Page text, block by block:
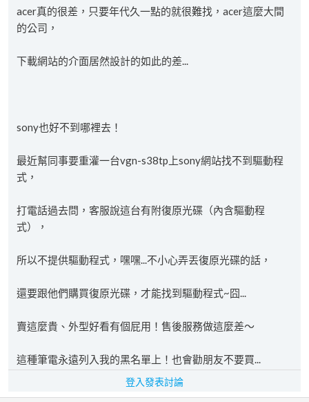
acer真的很差，只要年代久一點的就很難找，acer這麼大間
的公司，
下載網站的介面居然設計的如此的差...
sony也好不到哪裡去！
最近幫同事要重灌一台vgn-s38tp上sony網站找不到驅動程
式，
打電話過去問，客服說這台有附復原光碟（內含驅動程
式），
所以不提供驅動程式，嘿嘿...不小心弄丟復原光碟的話，
還要跟他們購買復原光碟，才能找到驅動程式~囧...
賣這麼貴、外型好看有個屁用！售後服務做這麼差～
這種筆電永遠列入我的黑名單上！也會勸朋友不要買...
登入發表討論